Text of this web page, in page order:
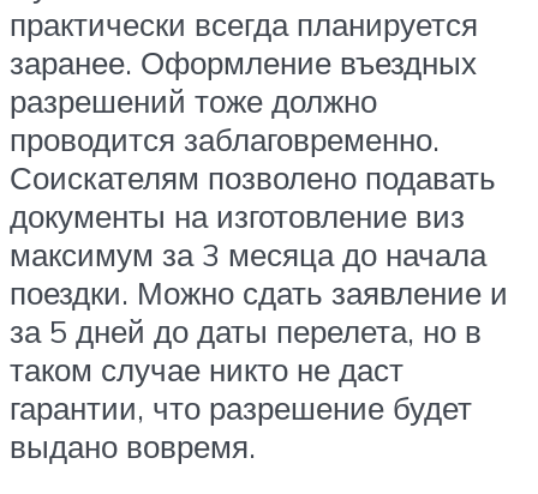
практически всегда планируется
заранее. Оформление въездных
разрешений тоже должно
проводится заблаговременно.
Соискателям позволено подавать
документы на изготовление виз
максимум за 3 месяца до начала
поездки. Можно сдать заявление и
за 5 дней до даты перелета, но в
таком случае никто не даст
гарантии, что разрешение будет
выдано вовремя.